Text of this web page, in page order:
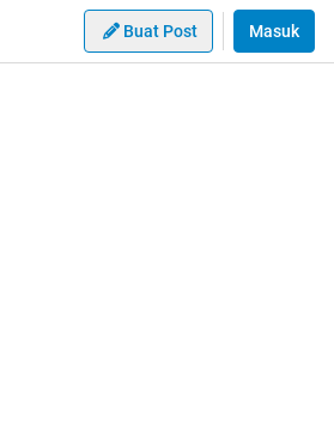
Buat Post Masuk